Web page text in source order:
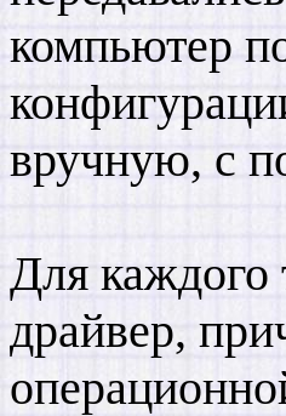
компьютер
вручную, с
Для каждого
драйвер,